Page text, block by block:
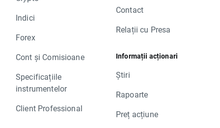
Indici
Forex
Cont și Comisioane
Specificațiile
instrumentelor
Client Professional
Contact
Relații cu Presa
Informații acționari
Știri
Rapoarte
Preț acțiune